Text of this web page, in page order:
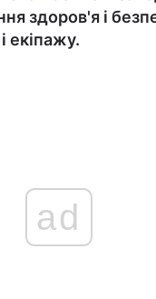
здоров'я і
екіпажу.
ad